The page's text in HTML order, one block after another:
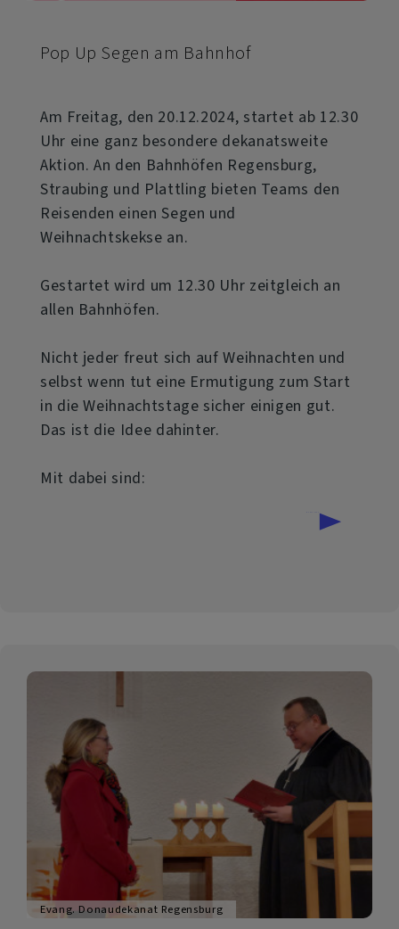
Pop Up Segen am Bahnhof
Am Freitag, den 20.12.2024, startet ab 12.30
Uhr eine ganz besondere dekanatsweite
Aktion. An den Bahnhöfen Regensburg,
Straubing und Plattling bieten Teams den
Reisenden einen Segen und
Weihnachtskekse an.
Gestartet wird um 12.30 Uhr zeitgleich an
allen Bahnhöfen.
Nicht jeder freut sich auf Weihnachten und
selbst wenn tut eine Ermutigung zum Start
in die Weihnachtstage sicher einigen gut.
Das ist die Idee dahinter.
Mit dabei sind:
Evang. Donaudekanat Regensburg